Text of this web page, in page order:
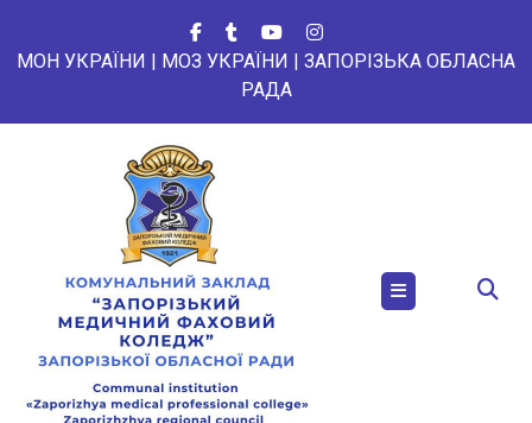
вмісту
МОН УКРАЇНИ | МОЗ УКРАЇНИ | ЗАПОРІЗЬКА ОБЛАСНА
РАДА